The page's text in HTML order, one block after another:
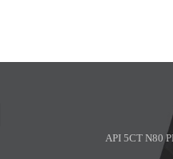
API 5CT N80